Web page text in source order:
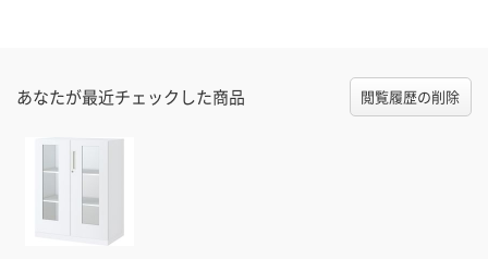
あなたが最近チェックした商品 閲覧履歴の削除